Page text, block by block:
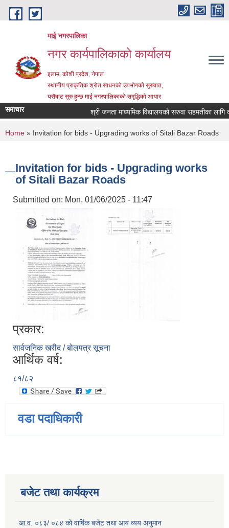
Skip to main content
माई नगरपालिका
नगर कार्यपालिकाको कार्यालय
इलाम, कोशी प्रदेश, नेपाल
स्थानीय प्राकृतिक श्रोत साधनको उपभोगको सुरुवात,
यसैबाट सुरु हुन्छ माई नगरपालिकाको समृद्धिको आधार
समाचार श्री जनता माध्यमिक विद्यालयको सरुवा सहमतीका लागि
You are here
Home » Invitation for bids - Upgrading works of Sitali Bazar Roads
Invitation for bids - Upgrading works
of Sitali Bazar Roads
Submitted on: Mon, 01/06/2025 - 11:47
प्रकार:
सार्वजनिक खरीद / बोलपत्र सूचना
आर्थिक वर्ष:
८१/८२
वडा पदाधिकारी
बजेट तथा कार्यक्रम
आ.व. ०८३/ ०८४ को वार्षिक बजेट तथा आय व्यय अनुमान